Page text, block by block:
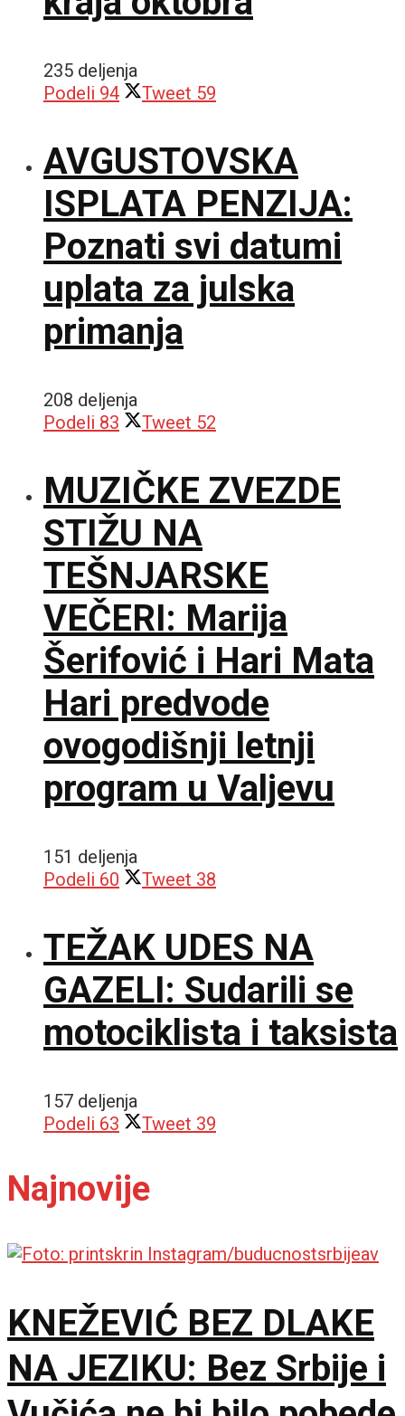
235 deljenja
Podeli 94 Tweet 59
AVGUSTOVSKA
ISPLATA PENZIJA:
Poznati svi datumi
uplata za julska
primanja
208 deljenja
Podeli 83 Tweet 52
MUZIČKE ZVEZDE
STIŽU NA
TEŠNJARSKE
VEČERI: Marija
Šerifović i Hari Mata
Hari predvode
ovogodišnji letnji
program u Valjevu
151 deljenja
Podeli 60 Tweet 38
TEŽAK UDES NA
GAZELI: Sudarili se
motociklista i taksista
157 deljenja
Podeli 63 Tweet 39
Najnovije
KNEŽEVIĆ BEZ DLAKE
NA JEZIKU: Bez Srbije i